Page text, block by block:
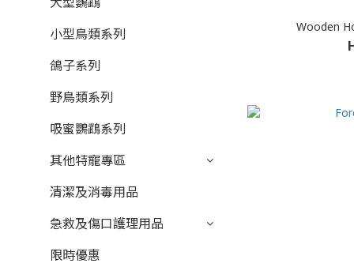
小型鳥類系列
鴿子系列
野鳥類系列
吸蜜鸚鵡系列
其他特寵專區
清潔及消毒用品
急救及傷口護理用品
限時優惠
Wooden